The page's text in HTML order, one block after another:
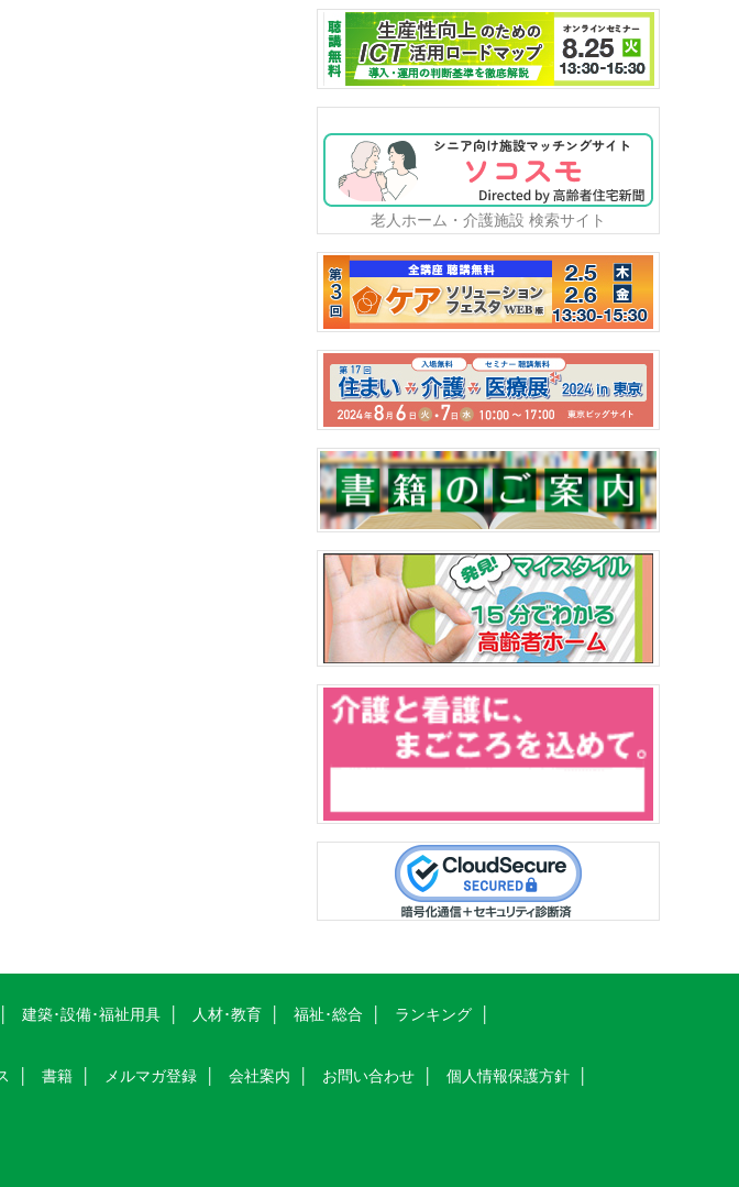
老人ホーム・介護施設 検索サイト
建築･設備･福祉用具 人材･教育 福祉･総合
ランキング
書籍 メルマガ登録 会社案内 お問い合わせ
個人情報保護方針